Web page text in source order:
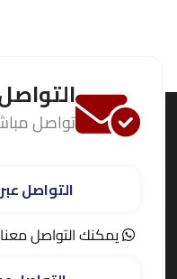
تواصل
التواصل
يمكنك التواصل